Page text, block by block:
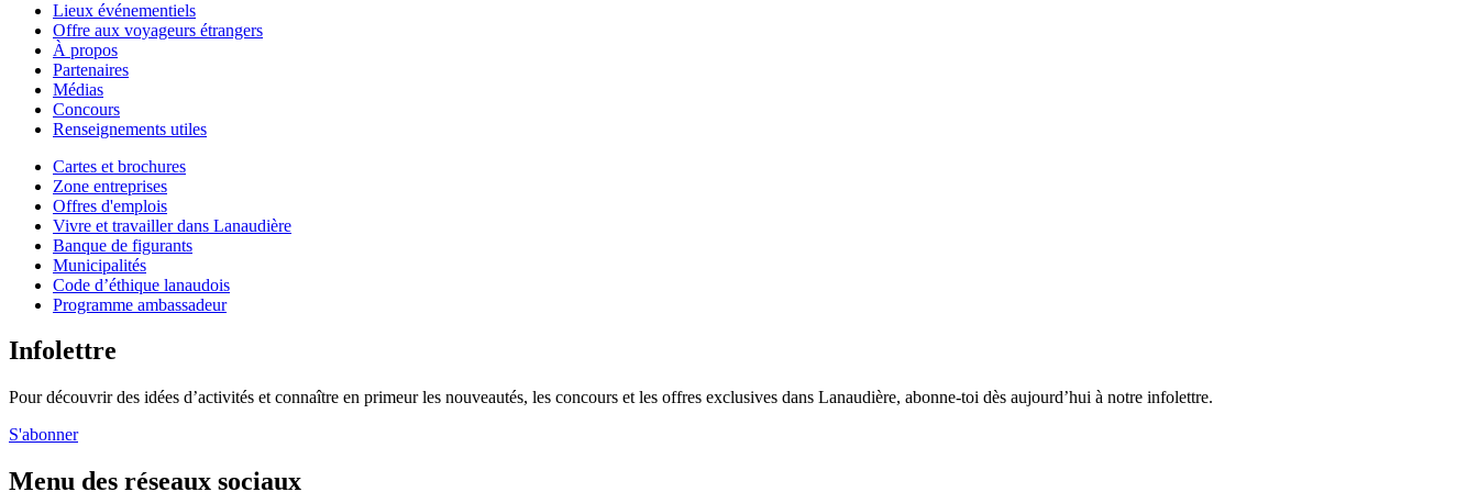
Lieux événementiels
Offre aux voyageurs étrangers
À propos
Partenaires
Médias
Concours
Renseignements utiles
Cartes et brochures
Zone entreprises
Offres d'emplois
Vivre et travailler dans Lanaudière
Banque de figurants
Municipalités
Code d’éthique lanaudois
Programme ambassadeur
Infolettre
Pour découvrir des idées d’activités et connaître en primeur les nouveautés, les concours et les offres exclusives dans Lanaudière, abonne-toi dès aujourd’hui à notre infolettre.
S'abonner
Menu des réseaux sociaux